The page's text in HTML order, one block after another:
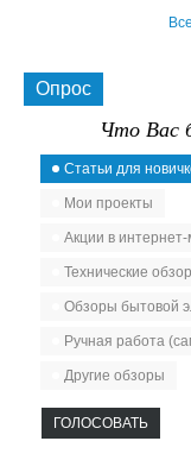
Опрос
Что Вас
Статьи для
Мои проекты
Акции в интернет-
Технические
Обзоры бытовой
Ручная работа
Другие обзоры
ГОЛОСОВАТЬ